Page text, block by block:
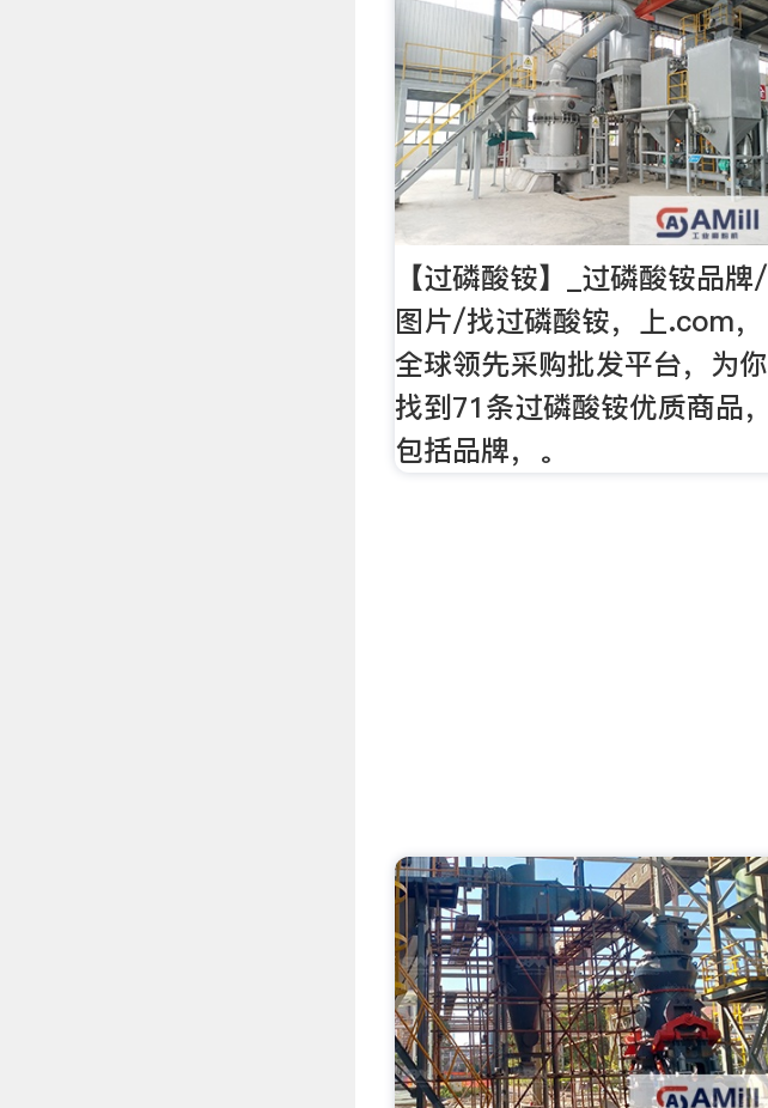
【过磷酸铵】_过磷酸铵品牌/
图片/找过磷酸铵，上.com，
全球领先采购批发平台，为你
找到71条过磷酸铵优质商品，
包括品牌，。